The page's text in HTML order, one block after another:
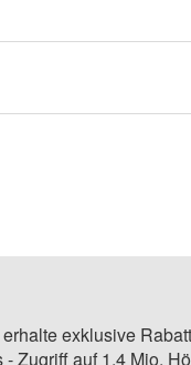
exklusive
Zugriff auf 1,4 Mio.